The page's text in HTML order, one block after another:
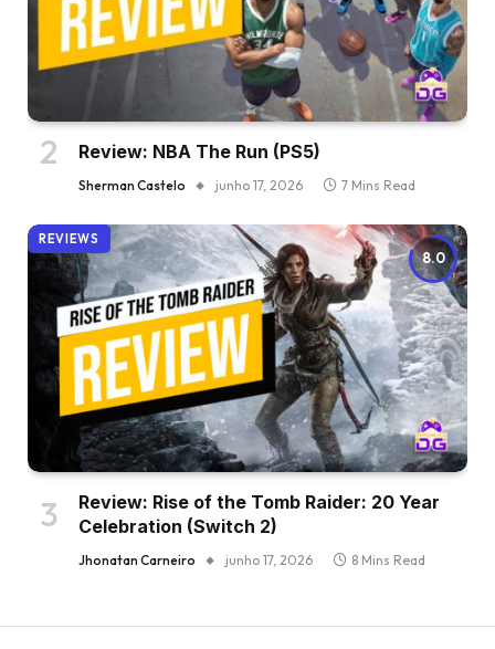
Review: NBA The Run (PS5)
Sherman Castelo junho 17, 2026 7 Mins Read
8.0
REVIEWS
Review: Rise of the Tomb Raider: 20 Year
Celebration (Switch 2)
Jhonatan Carneiro junho 17, 2026 8 Mins Read